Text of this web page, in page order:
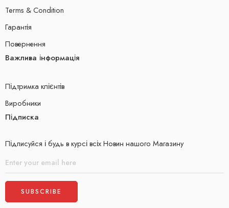
Terms & Condition
Гарантія
Повернення
Важлива інформація
Підтримка клієнтів
Виробники
Підписка
Підписуйся і будь в курсі всіх Новин нашого Магазину